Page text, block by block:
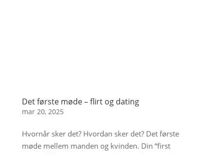
Det første møde – flirt og dating
mar 20, 2025
Hvornår sker det? Hvordan sker det? Det første
møde mellem manden og kvinden. Din “first